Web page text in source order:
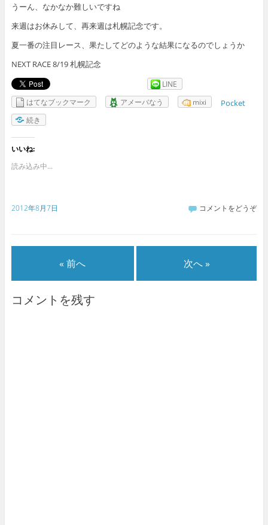
うーん、なかなか難しいですね
来週はお休みして、再来週は札幌記念です。
夏一番の注目レース、果たしてどのような結果になるのでしょうか
NEXT RACE 8/19 札幌記念
LINE
はてなブックマーク
アメーバなう mixi Pocket
続き
いいね:
読み込み中...
2012年8月7日 コメントをどうぞ
« 前へ 次へ »
コメントを残す